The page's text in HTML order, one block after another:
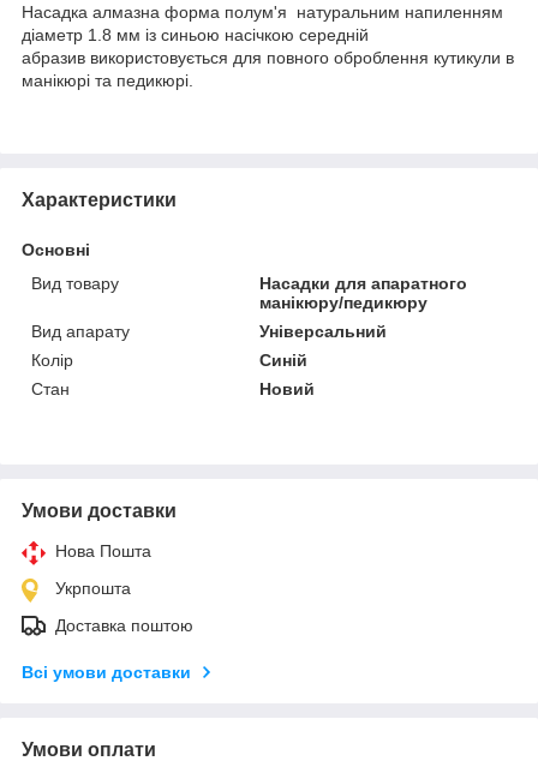
Насадка алмазна форма полум'я натуральним напиленням
діаметр 1.8 мм із синьою насічкою середній
абразив використовується для повного оброблення кутикули в
манікюрі та педикюрі.
Характеристики
Основні
Вид товару
Насадки для апаратного
манікюру/педикюру
Вид апарату
Універсальний
Колір
Синій
Стан
Новий
Умови доставки
Нова Пошта
Укрпошта
Доставка поштою
Всі умови доставки
Умови оплати